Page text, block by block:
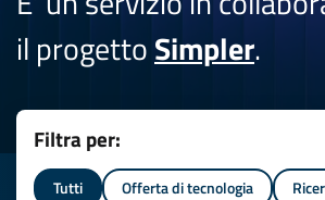
il progettoSimpler.
Filtra per:
Tutti Offerta di tecnologia